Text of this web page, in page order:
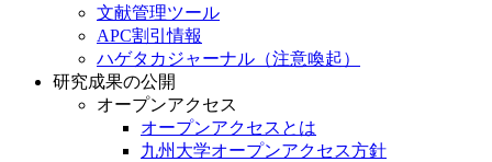
文献管理ツール
APC割引情報
ハゲタカジャーナル（注意喚起）
研究成果の公開
オープンアクセス
オープンアクセスとは
九州大学オープンアクセス方針